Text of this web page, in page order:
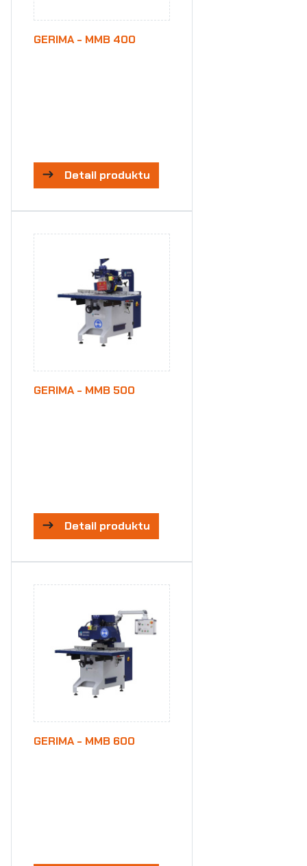
GERIMA - MMB 400
Detail produktu
GERIMA - MMB 500
Detail produktu
GERIMA - MMB 600